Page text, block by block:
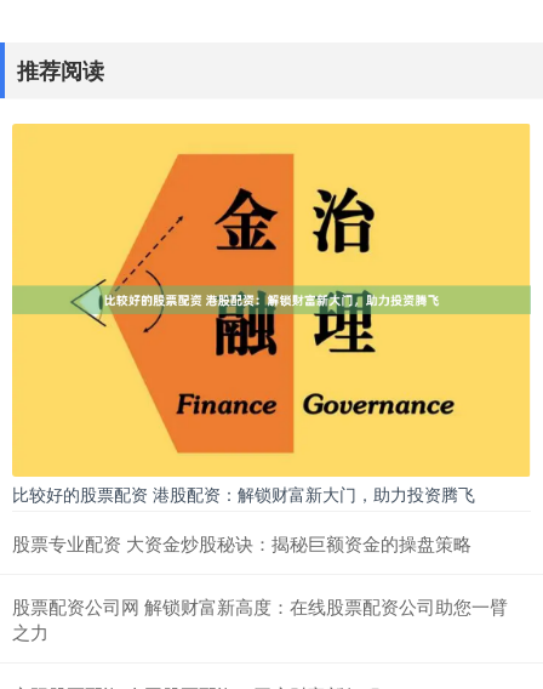
推荐阅读
比较好的股票配资 港股配资：解锁财富新大门，助力投资腾飞
股票专业配资 大资金炒股秘诀：揭秘巨额资金的操盘策略
股票配资公司网 解锁财富新高度：在线股票配资公司助您一臂
之力